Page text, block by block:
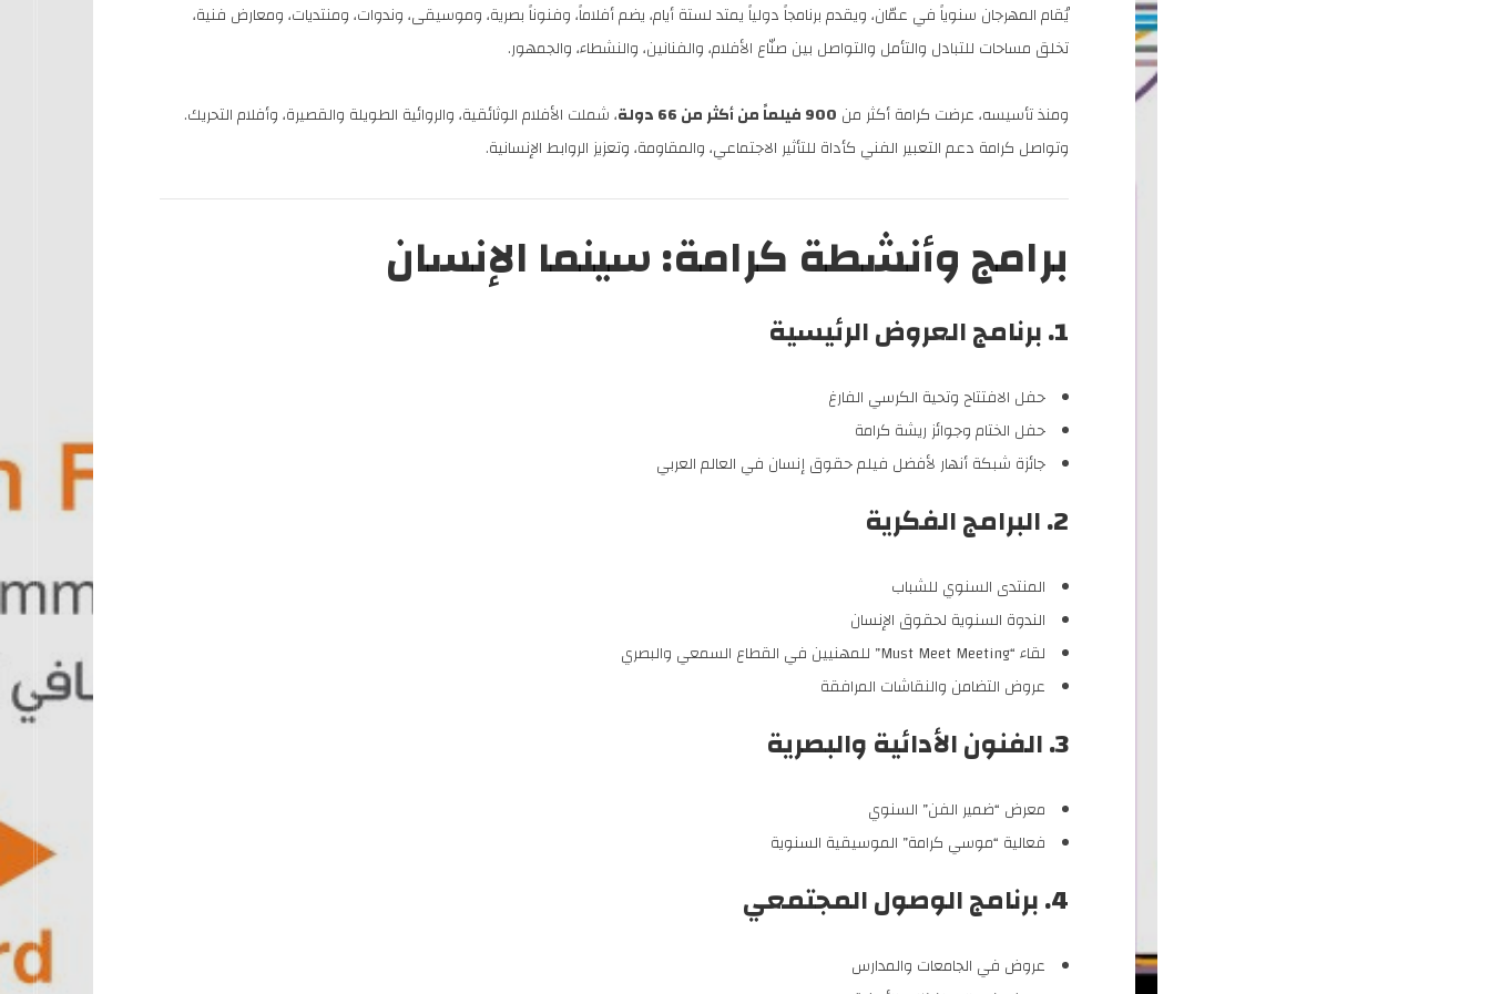
يُقام المهرجان سنوياً في عمّان، ويقدم برنامجاً دولياً يمتد لستة أيام، يضم أفلاماً، وفنوناً بصرية، وموسيقى، وندوات، ومنتديات، ومعارض فنية،
تخلق مساحات للتبادل والتأمل والتواصل بين صنّاع الأفلام، والفنانين، والنشطاء، والجمهور.
ومنذ تأسيسه، عرضت كرامة أكثر من 900 فيلماً من أكثر من 66 دولة
، شملت الأفلام الوثائقية، والروائية الطويلة والقصيرة، وأفلام التحريك.
وتواصل كرامة دعم التعبير الفني كأداة للتأثير الاجتماعي، والمقاومة، وتعزيز الروابط الإنسانية.
برامج وأنشطة كرامة: سينما الإنسان
1. برنامج العروض الرئيسية
حفل الافتتاح وتحية الكرسي الفارغ
حفل الختام وجوائز ريشة كرامة
جائزة شبكة أنهار لأفضل فيلم حقوق إنسان في العالم العربي
2. البرامج الفكرية
المنتدى السنوي للشباب
الندوة السنوية لحقوق الإنسان
لقاء “Must Meet Meeting” للمهنيين في القطاع السمعي والبصري
عروض التضامن والنقاشات المرافقة
3. الفنون الأدائية والبصرية
معرض “ضمير الفن” السنوي
فعالية “موسي كرامة” الموسيقية السنوية
4. برنامج الوصول المجتمعي
عروض في الجامعات والمدارس